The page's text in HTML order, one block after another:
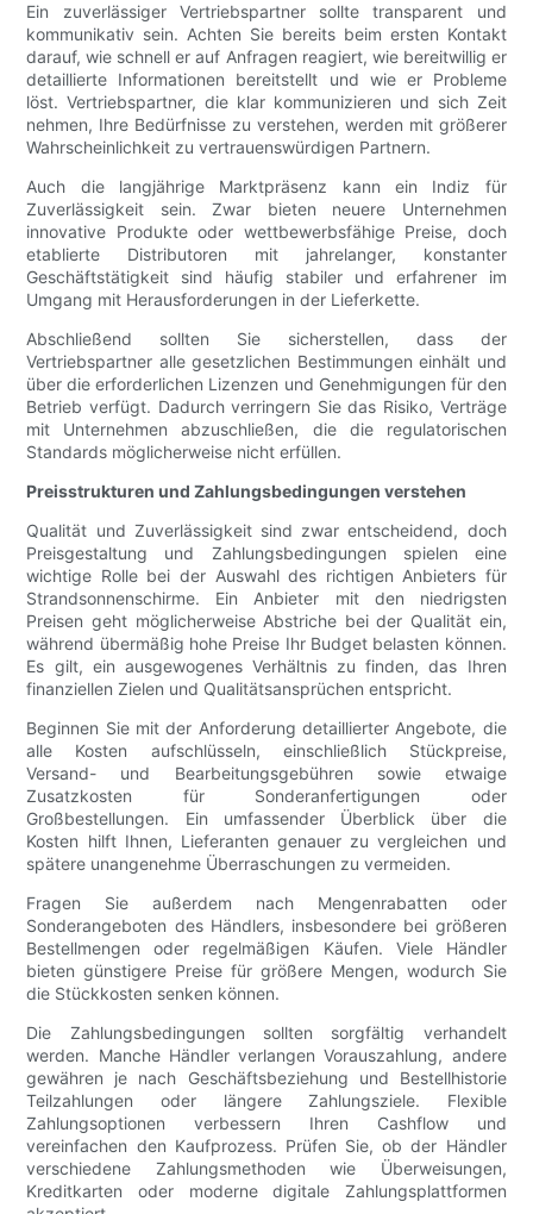
Ein zuverlässiger Vertriebspartner sollte transparent und
kommunikativ sein. Achten Sie bereits beim ersten Kontakt
darauf, wie schnell er auf Anfragen reagiert, wie bereitwillig er
detaillierte Informationen bereitstellt und wie er Probleme
löst. Vertriebspartner, die klar kommunizieren und sich Zeit
nehmen, Ihre Bedürfnisse zu verstehen, werden mit größerer
Wahrscheinlichkeit zu vertrauenswürdigen Partnern.
Auch die langjährige Marktpräsenz kann ein Indiz für
Zuverlässigkeit sein. Zwar bieten neuere Unternehmen
innovative Produkte oder wettbewerbsfähige Preise, doch
etablierte Distributoren mit jahrelanger, konstanter
Geschäftstätigkeit sind häufig stabiler und erfahrener im
Umgang mit Herausforderungen in der Lieferkette.
Abschließend sollten Sie sicherstellen, dass der
Vertriebspartner alle gesetzlichen Bestimmungen einhält und
über die erforderlichen Lizenzen und Genehmigungen für den
Betrieb verfügt. Dadurch verringern Sie das Risiko, Verträge
mit Unternehmen abzuschließen, die die regulatorischen
Standards möglicherweise nicht erfüllen.
Preisstrukturen und Zahlungsbedingungen verstehen
Qualität und Zuverlässigkeit sind zwar entscheidend, doch
Preisgestaltung und Zahlungsbedingungen spielen eine
wichtige Rolle bei der Auswahl des richtigen Anbieters für
Strandsonnenschirme. Ein Anbieter mit den niedrigsten
Preisen geht möglicherweise Abstriche bei der Qualität ein,
während übermäßig hohe Preise Ihr Budget belasten können.
Es gilt, ein ausgewogenes Verhältnis zu finden, das Ihren
finanziellen Zielen und Qualitätsansprüchen entspricht.
Beginnen Sie mit der Anforderung detaillierter Angebote, die
alle Kosten aufschlüsseln, einschließlich Stückpreise,
Versand- und Bearbeitungsgebühren sowie etwaige
Zusatzkosten für Sonderanfertigungen oder
Großbestellungen. Ein umfassender Überblick über die
Kosten hilft Ihnen, Lieferanten genauer zu vergleichen und
spätere unangenehme Überraschungen zu vermeiden.
Fragen Sie außerdem nach Mengenrabatten oder
Sonderangeboten des Händlers, insbesondere bei größeren
Bestellmengen oder regelmäßigen Käufen. Viele Händler
bieten günstigere Preise für größere Mengen, wodurch Sie
die Stückkosten senken können.
Die Zahlungsbedingungen sollten sorgfältig verhandelt
werden. Manche Händler verlangen Vorauszahlung, andere
gewähren je nach Geschäftsbeziehung und Bestellhistorie
Teilzahlungen oder längere Zahlungsziele. Flexible
Zahlungsoptionen verbessern Ihren Cashflow und
vereinfachen den Kaufprozess. Prüfen Sie, ob der Händler
verschiedene Zahlungsmethoden wie Überweisungen,
Kreditkarten oder moderne digitale Zahlungsplattformen